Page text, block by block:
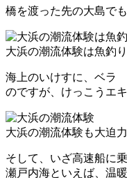
橋を渡った先の大島で
大浜の潮流体験は魚釣
海上のいけすに、ベ
のですが、けっこうエ
大浜の潮流体験も大迫力
そして、いざ高速船に
瀬戸内海といえば、温